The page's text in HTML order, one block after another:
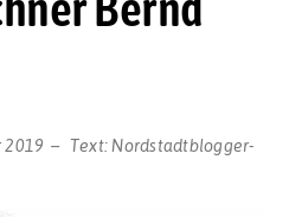
2019 Text: Nordstadtblogger-